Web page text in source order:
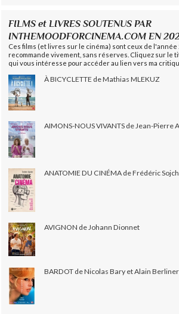
FILMS et LIVRES SOUTENUS PAR
INTHEMOODFORCINEMA.COM EN
Ces films (et livres sur le cinéma) sont ceux de l'année
recommande vivement, sans réserves. Cliquez sur le
qui vous intéresse pour accéder au lien vers ma
À BICYCLETTE de Mathias MLEKUZ
AIMONS-NOUS VIVANTS de Jean-Pierre
ANATOMIE DU CINÉMA de Frédéric
AVIGNON de Johann Dionnet
BARDOT de Nicolas Bary et Alain Berliner